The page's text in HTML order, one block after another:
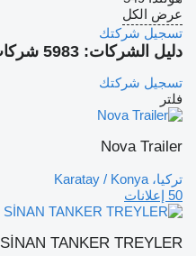
عرض الكل
تسجيل شركتك
دليل الشركات: 5983 شركات
تسجيل شركتك
فلتر
Nova Trailer
تركيا، Karatay / Konya
50 إعلانات
SİNAN TANKER TREYLER